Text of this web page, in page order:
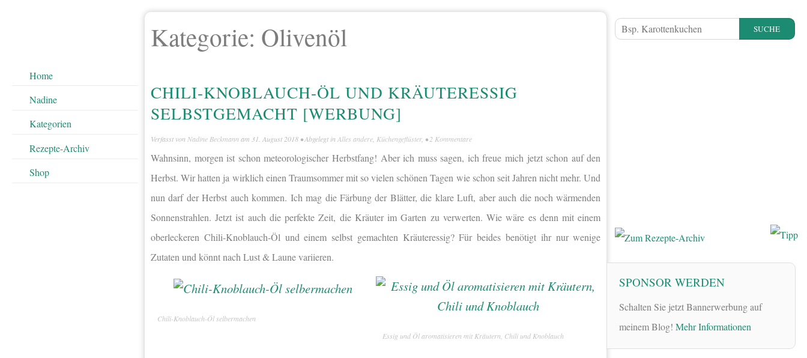
Home
Nadine
Kategorien
Rezepte-Archiv
Shop
Kategorie: Olivenöl
CHILI-KNOBLAUCH-ÖL UND KRÄUTERESSIG
SELBSTGEMACHT [WERBUNG]
Verfasst von Nadine Beckmann am 31. August 2018 • Abgelegt in Alles andere, Küchengeflüster, •2 Kommentare
Wahnsinn, morgen ist schon meteorologischer Herbstfang! Aber ich muss sagen, ich freue mich jetzt schon auf den
Herbst. Wir hatten ja wirklich einen Traumsommer mit so vielen schönen Tagen wie schon seit Jahren nicht mehr. Und
nun darf der Herbst auch kommen. Ich mag die Färbung der Blätter, die klare Luft, aber auch die noch wärmenden
Sonnenstrahlen. Jetzt ist auch die perfekte Zeit, die Kräuter im Garten zu verwerten. Wie wäre es denn mit einem
oberleckeren Chili-Knoblauch-Öl und einem selbst gemachten Kräuteressig? Für beides benötigt ihr nur wenige
Zutaten und könnt nach Lust & Laune variieren.
Chili-Knoblauch-Öl selbermachen
Essig und Öl aromatisieren mit Kräutern, Chili und Knoblauch
SUCHE
SPONSOR WERDEN
Schalten Sie jetzt Bannerwerbung auf
meinem Blog! Mehr Informationen